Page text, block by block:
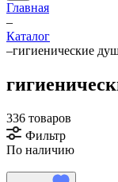
Главная
–
Каталог
–гигиенические
336 товаров
Фильтр
По наличию